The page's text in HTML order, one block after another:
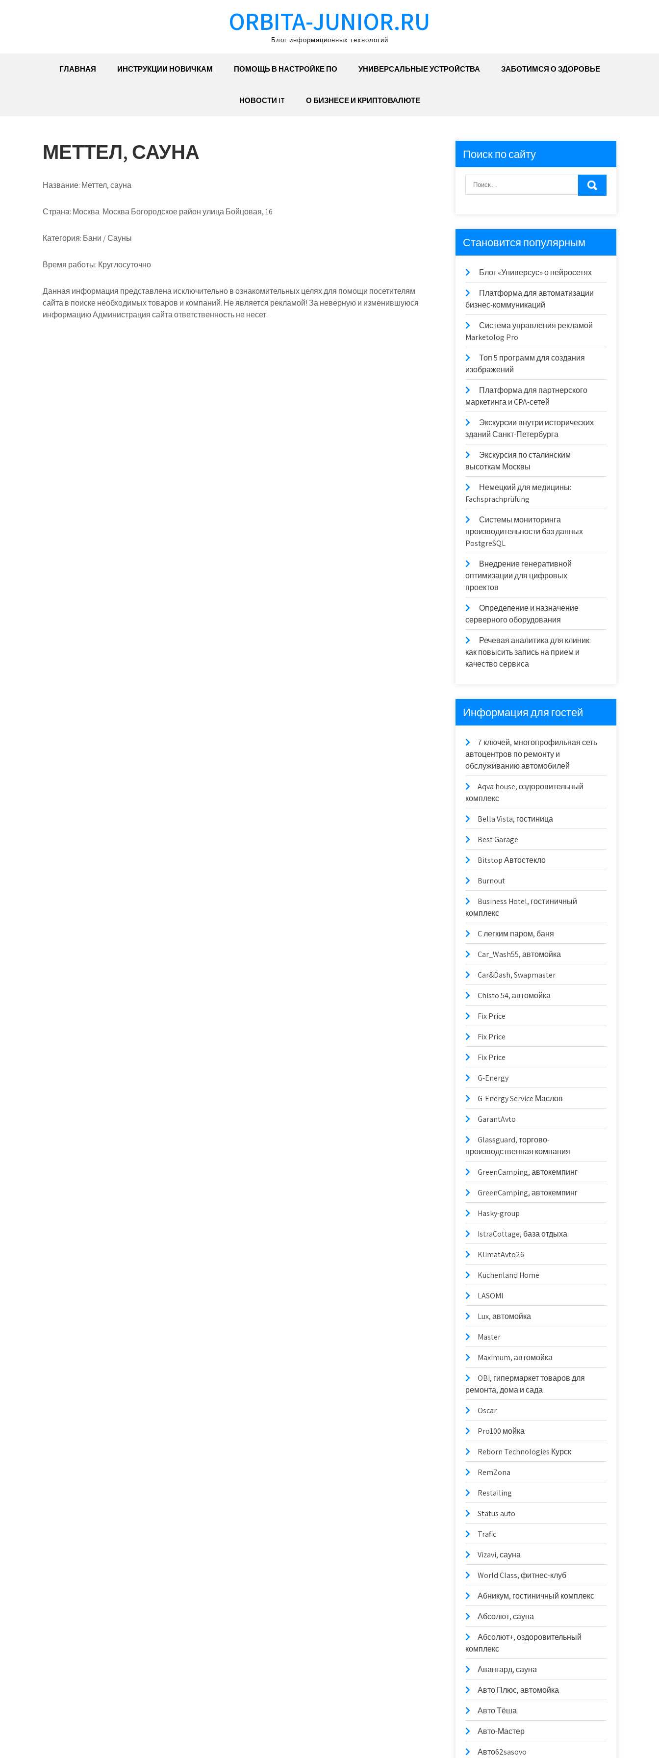
ORBITA-JUNIOR.RU
Блог информационных технологий
ГЛАВНАЯ ИНСТРУКЦИИ НОВИЧКАМ ПОМОЩЬ В НАСТРОЙКЕ ПО УНИВЕРСАЛЬНЫЕ УСТРОЙСТВА ЗАБОТИМСЯ О ЗДОРОВЬЕ
НОВОСТИ IT О БИЗНЕСЕ И КРИПТОВАЛЮТЕ
МЕТТЕЛ, САУНА
Название: Меттел, сауна
Страна: Москва Москва Богородское район улица Бойцовая, 16
Категория: Бани / Сауны
Время работы: Круглосуточно
Данная информация представлена исключительно в ознакомительных целях для помощи посетителям
сайта в поиске необходимых товаров и компаний. Не является рекламой! За неверную и изменившуюся
информацию Администрация сайта ответственность не несет.
Поиск по сайту
Становится популярным
Блог «Универсус» о нейросетях
Платформа для автоматизации
бизнес-коммуникаций
Система управления рекламой
Marketolog Pro
Топ 5 программ для создания
изображений
Платформа для партнерского
маркетинга и CPA-сетей
Экскурсии внутри исторических
зданий Санкт-Петербурга
Экскурсия по сталинским
высоткам Москвы
Немецкий для медицины:
Fachsprachprüfung
Системы мониторинга
производительности баз данных
PostgreSQL
Внедрение генеративной
оптимизации для цифровых
проектов
Определение и назначение
серверного оборудования
Речевая аналитика для клиник:
как повысить запись на прием и
качество сервиса
Информация для гостей
7 ключей, многопрофильная сеть
автоцентров по ремонту и
обслуживанию автомобилей
Aqva house, оздоровительный
комплекс
Bella Vista, гостиница
Best Garage
Bitstop Автостекло
Burnout
Business Hotel, гостиничный
комплекс
C легким паром, баня
Car_Wash55, автомойка
Car&Dash, Swapmaster
Chisto 54, автомойка
Fix Price
Fix Price
Fix Price
G-Energy
G-Energy Service Маслов
GarantAvto
Glassguard, торгово-
производственная компания
GreenCamping, автокемпинг
GreenCamping, автокемпинг
Hasky-group
IstraCottage, база отдыха
KlimatAvto26
Kuchenland Home
LASOMI
Lux, автомойка
Master
Maximum, автомойка
OBI, гипермаркет товаров для
ремонта, дома и сада
Oscar
Pro100 мойка
Reborn Technologies Курск
RemZona
Restailing
Status auto
Trafic
Vizavi, сауна
World Class, фитнес-клуб
Абникум, гостиничный комплекс
Абсолют, сауна
Абсолют+, оздоровительный
комплекс
Авангард, сауна
Авто Плюс, автомойка
Авто Тёша
Авто-Мастер
Авто62sasovo